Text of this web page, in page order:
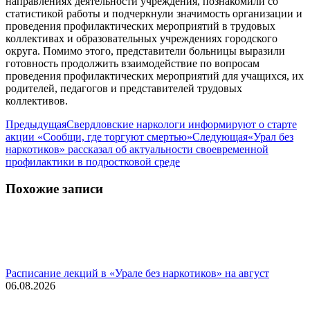
статистикой работы и подчеркнули значимость организации и
проведения профилактических мероприятий в трудовых
коллективах и образовательных учреждениях городского
округа. Помимо этого, представители больницы выразили
готовность продолжить взаимодействие по вопросам
проведения профилактических мероприятий для учащихся, их
родителей, педагогов и представителей трудовых
коллективов.
Навигация
по
записям
ПредыдущаяПредыдущая
запись:
Свердловские наркологи информируют о старте
акции «Сообщи, где торгуют смертью»СледующаяСледующая
запись:
«Урал без
наркотиков» рассказал об актуальности своевременной
профилактики в подростковой среде
Похожие записи
Расписание лекций в «Урале без наркотиков» на август
06.08.2026